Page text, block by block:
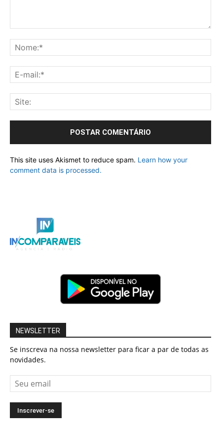
This site uses Akismet to reduce spam. Learn how your
comment data is processed.
NEWSLETTER
Se inscreva na nossa newsletter para ficar a par de todas as
novidades.